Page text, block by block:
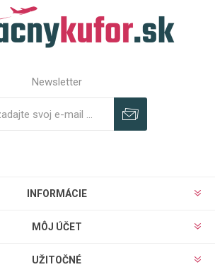
Newsletter
INFORMÁCIE
MÔJ ÚČET
UŽITOČNÉ